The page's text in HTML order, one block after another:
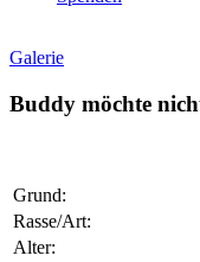
Galerie
Buddy möchte
Grund:
Rasse/Art:
Alter: